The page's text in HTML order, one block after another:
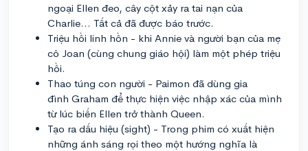
ngoại Ellen đeo, cây cột xảy ra tai nạn của
Charlie... Tất cả đã được báo trước.
Triệu hồi linh hồn - khi Annie và người bạn của mẹ
cô Joan (cùng chung giáo hội) làm một phép triệu
hồi.
Thao túng con người - Paimon đã dùng gia
đình Graham để thực hiện việc nhập xác của mình
từ lúc biến Ellen trở thành Queen.
Tạo ra dấu hiệu (sight) - Trong phim có xuất hiện
những ánh sáng rọi theo một hướng nghĩa là